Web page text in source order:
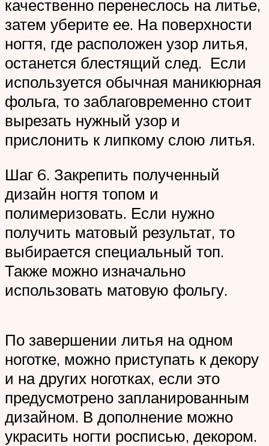
качественно перенеслось на литье,
затем уберите ее. На поверхности
ногтя, где расположен узор литья,
останется блестящий след. Если
используется обычная маникюрная
фольга, то заблаговременно стоит
вырезать нужный узор и
прислонить к липкому слою литья.
Шаг 6. Закрепить полученный
дизайн ногтя топом и
полимеризовать. Если нужно
получить матовый результат, то
выбирается специальный топ.
Также можно изначально
использовать матовую фольгу.
По завершении литья на одном
ноготке, можно приступать к декору
и на других ноготках, если это
предусмотрено запланированным
дизайном. В дополнение можно
украсить ногти росписью, декором.